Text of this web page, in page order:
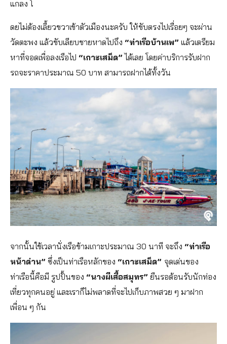
แกลง โ
ดยไม่ต้องเลี้ยวขวาเข้าตัวเมืองนะครับ ให้ขับตรงไปเรื่อยๆ จะผ่าน
วัดตะพง แล้วขับเลียบชายหาดไปถึง “ท่าเรือบ้านเพ” แล้วเตรียม
หาที่จอดเพื่อลงเรือไป “เกาะเสม็ด” ได้เลย โดยค่าบริการรับฝาก
รถจะราคาประมาณ 50 บาท สามารถฝากได้ทั้งวัน
จากนั้นใช้เวลานั่งเรือข้ามเกาะประมาณ 30 นาที จะถึง “ท่าเรือ
หน้าด่าน” ซึ่งเป็นท่าเรือหลักของ “เกาะเสม็ด” จุดเด่นของ
ท่าเรือนี้คือมี รูปปั้นของ “นางผีเสื้อสมุทร” ยืนรอต้อนรับนักท่อง
เที่ยวทุกคนอยู่ และเราก็ไม่พลาดที่จะไปเก็บภาพสวย ๆ มาฝาก
เพื่อน ๆ กัน